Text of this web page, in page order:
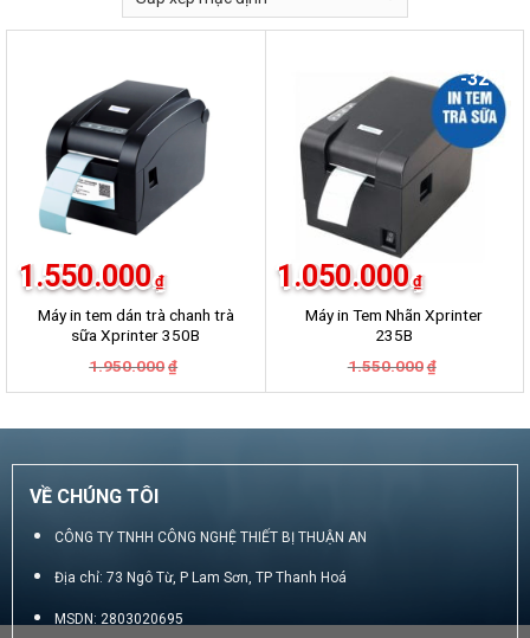
Máy in tem dán trà chanh trà
sữa Xprinter 350B
1.950.000 ₫
là:
1.550.000 ₫
tại
1.550.000₫.
-32%
Máy in Tem Nhãn Xprinter
235B
1.550.000 ₫
là:
1.050.000 ₫
tại
1.050.000₫.
VỀ CHÚNG TÔI
CÔNG TY TNHH CÔNG NGHỆ THIẾT BỊ THUẬN AN
Địa chỉ: 73 Ngô Từ, P Lam Sơn, TP Thanh Hoá
MSDN: 2803020695